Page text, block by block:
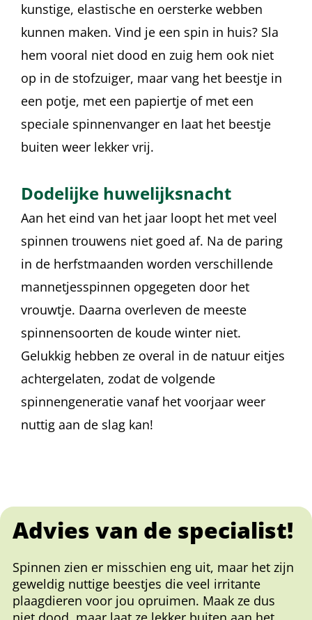
kunstige, elastische en oersterke webben
kunnen maken. Vind je een spin in huis? Sla
hem vooral niet dood en zuig hem ook niet
op in de stofzuiger, maar vang het beestje in
een potje, met een papiertje of met een
speciale spinnenvanger en laat het beestje
buiten weer lekker vrij.
Dodelijke huwelijksnacht
Aan het eind van het jaar loopt het met veel
spinnen trouwens niet goed af. Na de paring
in de herfstmaanden worden verschillende
mannetjesspinnen opgegeten door het
vrouwtje. Daarna overleven de meeste
spinnensoorten de koude winter niet.
Gelukkig hebben ze overal in de natuur eitjes
achtergelaten, zodat de volgende
spinnengeneratie vanaf het voorjaar weer
nuttig aan de slag kan!
Advies van de specialist!
Spinnen zien er misschien eng uit, maar het zijn
geweldig nuttige beestjes die veel irritante
plaagdieren voor jou opruimen. Maak ze dus